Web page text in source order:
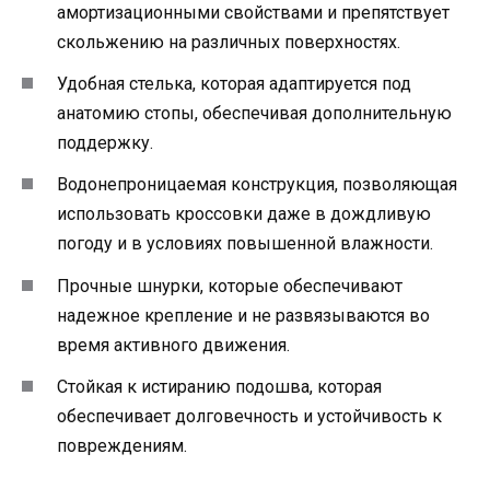
амортизационными свойствами и препятствует
скольжению на различных поверхностях.
Удобная стелька, которая адаптируется под
анатомию стопы, обеспечивая дополнительную
поддержку.
Водонепроницаемая конструкция, позволяющая
использовать кроссовки даже в дождливую
погоду и в условиях повышенной влажности.
Прочные шнурки, которые обеспечивают
надежное крепление и не развязываются во
время активного движения.
Стойкая к истиранию подошва, которая
обеспечивает долговечность и устойчивость к
повреждениям.